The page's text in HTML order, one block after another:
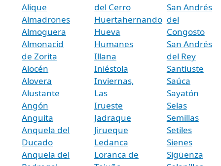
Alique
Almadrones
Almoguera
Almonacid
de Zorita
Alocén
Alovera
Alustante
Angón
Anguita
Anquela del
Ducado
Anquela del
del Cerro
Huertahernando
Hueva
Humanes
Illana
Iniéstola
Inviernas,
Las
Irueste
Jadraque
Jirueque
Ledanca
Loranca de
San Andrés
del
Congosto
San Andrés
del Rey
Santiuste
Saúca
Sayatón
Selas
Semillas
Setiles
Sienes
Sigüenza